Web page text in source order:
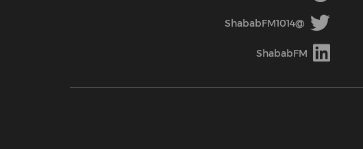
@ShababFM1014
ShababFM